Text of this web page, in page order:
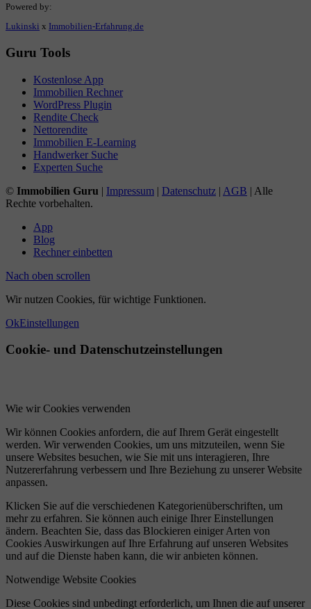
Powered by:
Lukinski x Immobilien-Erfahrung.de
Guru Tools
Kostenlose App
Immobilien Rechner
WordPress Plugin
Rendite Check
Nettorendite
Immobilien E-Learning
Handwerker Suche
Experten Suche
© Immobilien Guru | Impressum | Datenschutz | AGB | Alle
Rechte vorbehalten.
App
Blog
Rechner einbetten
Nach oben scrollen
Wir nutzen Cookies, für wichtige Funktionen.
OkEinstellungen
Cookie- und Datenschutzeinstellungen
Wie wir Cookies verwenden
Wir können Cookies anfordern, die auf Ihrem Gerät eingestellt
werden. Wir verwenden Cookies, um uns mitzuteilen, wenn Sie
unsere Websites besuchen, wie Sie mit uns interagieren, Ihre
Nutzererfahrung verbessern und Ihre Beziehung zu unserer Website
anpassen.
Klicken Sie auf die verschiedenen Kategorienüberschriften, um
mehr zu erfahren. Sie können auch einige Ihrer Einstellungen
ändern. Beachten Sie, dass das Blockieren einiger Arten von
Cookies Auswirkungen auf Ihre Erfahrung auf unseren Websites
und auf die Dienste haben kann, die wir anbieten können.
Notwendige Website Cookies
Diese Cookies sind unbedingt erforderlich, um Ihnen die auf unserer